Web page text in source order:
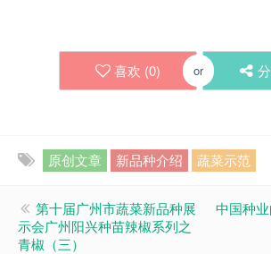
喜欢 (0) or
原创文章 新品种介绍 蔬菜示范
第十届广州市蔬菜新品种展
示会广州阳兴种苗辣椒系列之
青椒（三）
中国种